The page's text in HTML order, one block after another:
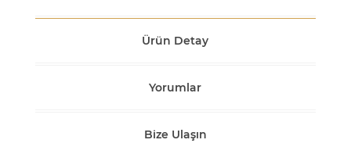
Ürün Detay
Yorumlar
Bize Ulaşın